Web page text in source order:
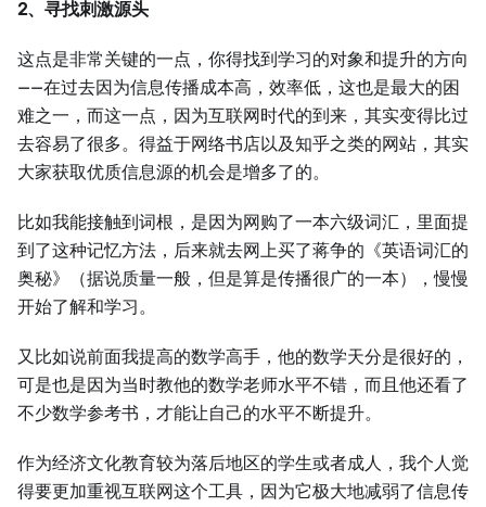
2、寻找刺激源头
这点是非常关键的一点，你得找到学习的对象和提升的方向
——在过去因为信息传播成本高，效率低，这也是最大的困
难之一，而这一点，因为互联网时代的到来，其实变得比过
去容易了很多。得益于网络书店以及知乎之类的网站，其实
大家获取优质信息源的机会是增多了的。
比如我能接触到词根，是因为网购了一本六级词汇，里面提
到了这种记忆方法，后来就去网上买了蒋争的《英语词汇的
奥秘》（据说质量一般，但是算是传播很广的一本），慢慢
开始了解和学习。
又比如说前面我提高的数学高手，他的数学天分是很好的，
可是也是因为当时教他的数学老师水平不错，而且他还看了
不少数学参考书，才能让自己的水平不断提升。
作为经济文化教育较为落后地区的学生或者成人，我个人觉
得要更加重视互联网这个工具，因为它极大地减弱了信息传